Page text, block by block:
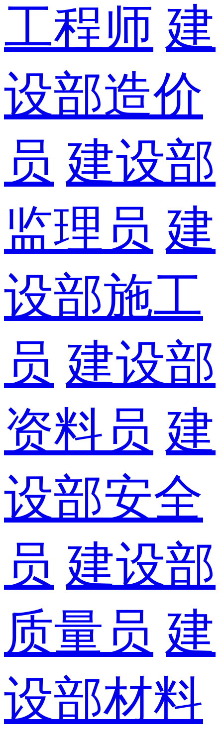
工程师 建
设部造价
员 建设部
监理员 建
设部施工
员 建设部
资料员 建
设部安全
员 建设部
质量员 建
设部材料